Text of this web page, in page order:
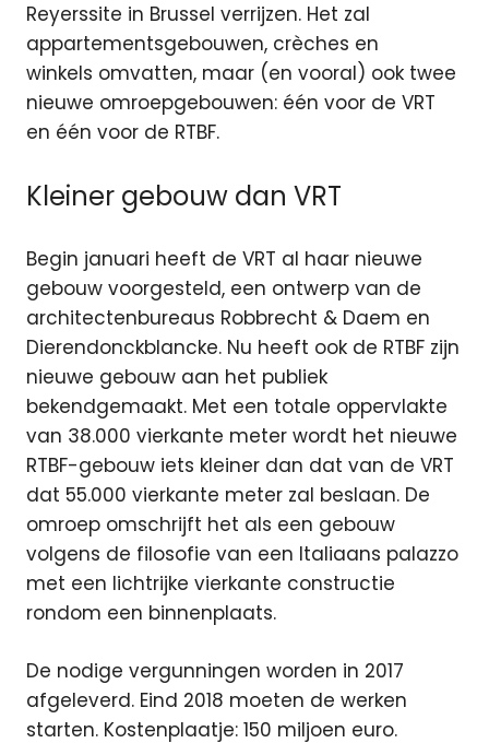
Reyerssite in Brussel verrijzen. Het zal
appartementsgebouwen, crèches en
winkels omvatten, maar (en vooral) ook twee
nieuwe omroepgebouwen: één voor de VRT
en één voor de RTBF.
Kleiner gebouw dan VRT
Begin januari heeft de VRT al haar nieuwe
gebouw voorgesteld, een ontwerp van de
architectenbureaus Robbrecht & Daem en
Dierendonckblancke. Nu heeft ook de RTBF zijn
nieuwe gebouw aan het publiek
bekendgemaakt. Met een totale oppervlakte
van 38.000 vierkante meter wordt het nieuwe
RTBF-gebouw iets kleiner dan dat van de VRT
dat 55.000 vierkante meter zal beslaan. De
omroep omschrijft het als een gebouw
volgens de filosofie van een Italiaans palazzo
met een lichtrijke vierkante constructie
rondom een binnenplaats.
De nodige vergunningen worden in 2017
afgeleverd. Eind 2018 moeten de werken
starten. Kostenplaatje: 150 miljoen euro.